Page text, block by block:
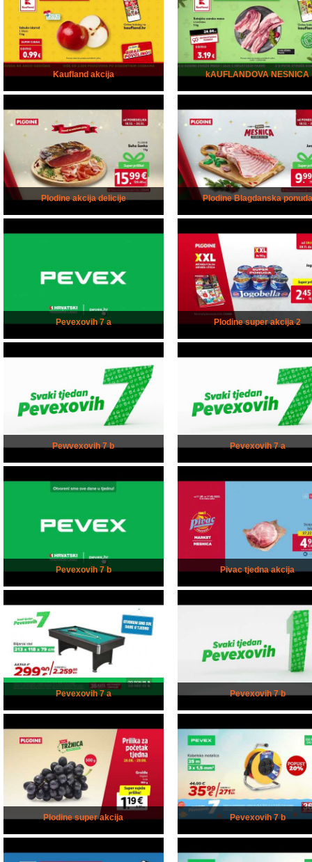
Kaufland akcija kAUFLANDOVA NESNICA
Plodine akcija delicije Plodine Blagdanska ponuda
Pevexovih 7 a Plodine super akcija 2
Pewvexovih 7 b Pevexovih 7 a
Pevexovih 7 b Pivac tjedna akcija
Pevexovih 7 a Pevexovih 7 b
Plodine super akcija Pevexovih 7 b